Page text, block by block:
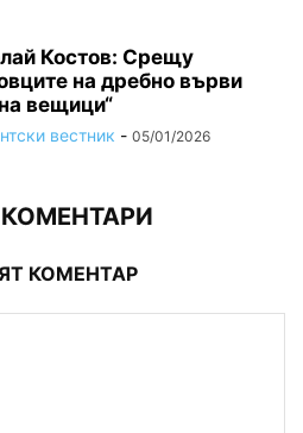
Костов: Срещу
на дребно върви
вещици“
вестник - 05/01/2026
КОМЕНТАР